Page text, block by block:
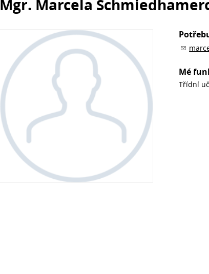
Mgr. Marcela
Mé
Třídní